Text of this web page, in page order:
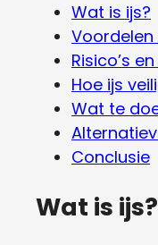
Wat is ijs?
Risico’s
Hoe ijs
Wat te
Conclusie
Wat is ijs?